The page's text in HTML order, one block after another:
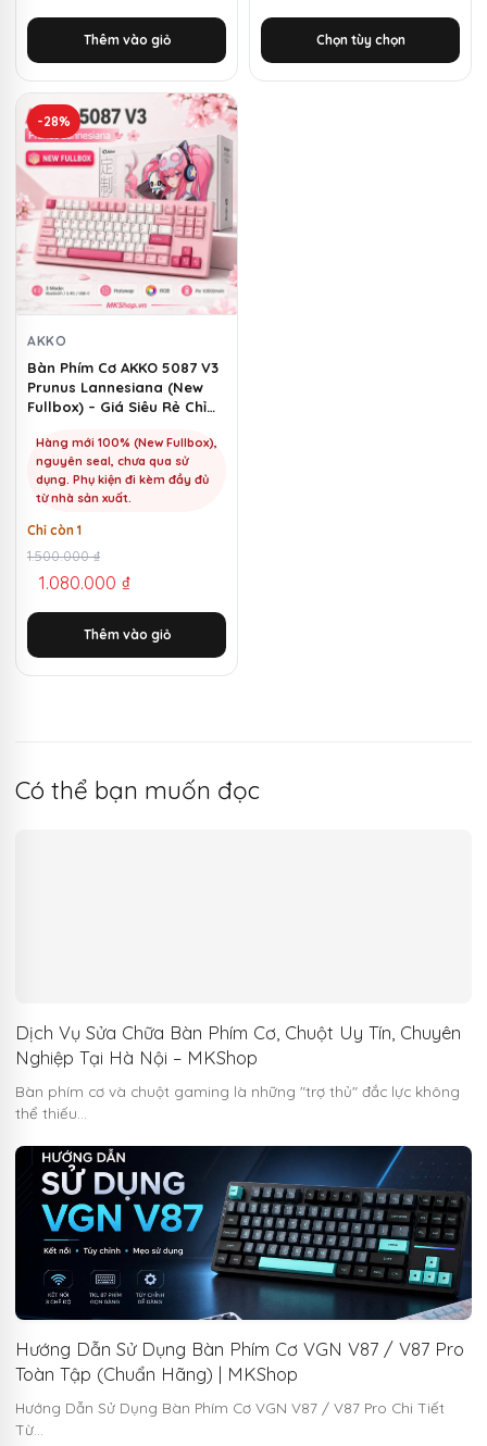
Thêm vào giỏ
là:
3.350.000 ₫.
tại
là:
1.150.000 ₫.
Chọn tùy chọn
-28%
AKKO
Bàn Phím Cơ AKKO 5087 V3
Prunus Lannesiana (New
Fullbox) – Giá Siêu Rẻ Chỉ
Hàng mới 100% (New Fullbox),
nguyên seal, chưa qua sử
dụng. Phụ kiện đi kèm đầy đủ
từ nhà sản xuất.
Chỉ còn 1
1.500.000₫
Giá
gốc
là:
1.500.000 ₫.
1.080.000 ₫
Giá
hiện
tại
là:
1.080.000 ₫.
Thêm vào giỏ
Có thể bạn muốn đọc
Dịch Vụ Sửa Chữa Bàn Phím Cơ, Chuột Uy Tín, Chuyên
Nghiệp Tại Hà Nội – MKShop
Bàn phím cơ và chuột gaming là những "trợ thủ" đắc lực không
thể thiếu…
Hướng Dẫn Sử Dụng Bàn Phím Cơ VGN V87 / V87 Pro
Toàn Tập (Chuẩn Hãng) | MKShop
Hướng Dẫn Sử Dụng Bàn Phím Cơ VGN V87 / V87 Pro Chi Tiết
Từ…